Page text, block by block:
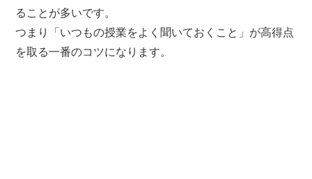
ることが多いです。
つまり「いつもの授業をよく聞いておくこと」が高得点
を取る一番のコツになります。